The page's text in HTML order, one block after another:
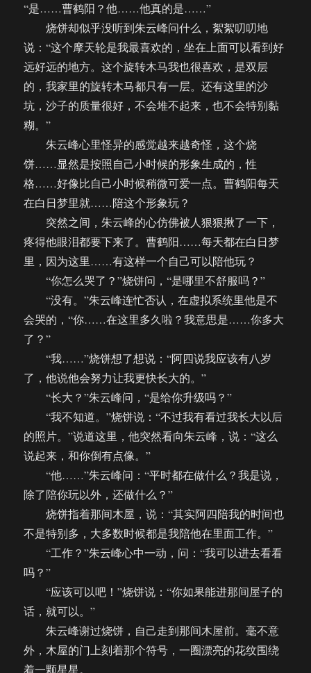
“是……曹鹤阳？他……他真的是……”
烧饼却似乎没听到朱云峰问什么，絮絮叨叨地
说：“这个摩天轮是我最喜欢的，坐在上面可以看到好
远好远的地方。这个旋转木马我也很喜欢，是双层
的，我家里的旋转木马都只有一层。还有这里的沙
坑，沙子的质量很好，不会堆不起来，也不会特别黏
糊。”
朱云峰心里怪异的感觉越来越奇怪，这个烧
饼……显然是按照自己小时候的形象生成的，性
格……好像比自己小时候稍微可爱一点。曹鹤阳每天
在白日梦里就……陪这个形象玩？
突然之间，朱云峰的心仿佛被人狠狠揪了一下，
疼得他眼泪都要下来了。曹鹤阳……每天都在白日梦
里，因为这里……有这样一个自己可以陪他玩？
“你怎么哭了？”烧饼问，“是哪里不舒服吗？”
“没有。”朱云峰连忙否认，在虚拟系统里他是不
会哭的，“你……在这里多久啦？我意思是……你多大
了？”
“我……”烧饼想了想说：“阿四说我应该有八岁
了，他说他会努力让我更快长大的。”
“长大？”朱云峰问，“是给你升级吗？”
“我不知道。”烧饼说：“不过我有看过我长大以后
的照片。”说道这里，他突然看向朱云峰，说：“这么
说起来，和你倒有点像。”
“他……”朱云峰问：“平时都在做什么？我是说，
除了陪你玩以外，还做什么？”
烧饼指着那间木屋，说：“其实阿四陪我的时间也
不是特别多，大多数时候都是我陪他在里面工作。”
“工作？”朱云峰心中一动，问：“我可以进去看看
吗？”
“应该可以吧！”烧饼说：“你如果能进那间屋子的
话，就可以。”
朱云峰谢过烧饼，自己走到那间木屋前。毫不意
外，木屋的门上刻着那个符号，一圈漂亮的花纹围绕
着一颗星星。